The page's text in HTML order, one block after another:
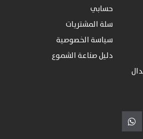
حسابي
سلة المشتريات
سياسة الخصوصية
دليل صناعة الشموع